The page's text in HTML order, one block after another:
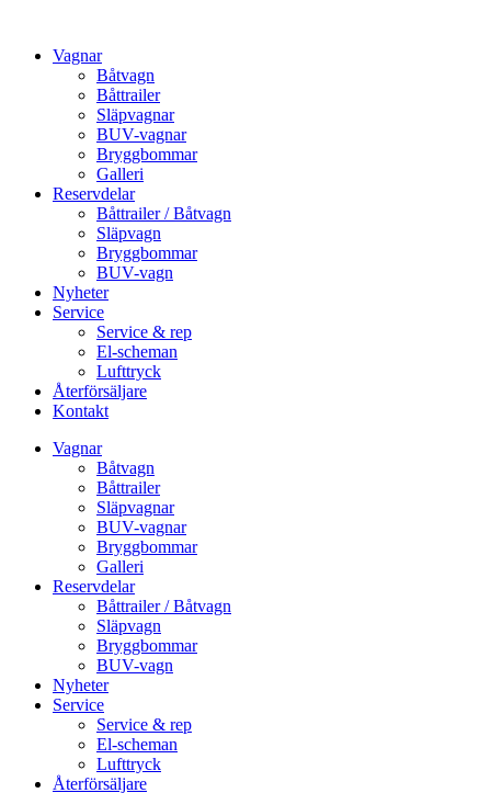
Vagnar
Båtvagn
Båttrailer
Släpvagnar
BUV-vagnar
Bryggbommar
Galleri
Reservdelar
Båttrailer / Båtvagn
Släpvagn
Bryggbommar
BUV-vagn
Nyheter
Service
Service & rep
El-scheman
Lufttryck
Återförsäljare
Kontakt
Vagnar
Båtvagn
Båttrailer
Släpvagnar
BUV-vagnar
Bryggbommar
Galleri
Reservdelar
Båttrailer / Båtvagn
Släpvagn
Bryggbommar
BUV-vagn
Nyheter
Service
Service & rep
El-scheman
Lufttryck
Återförsäljare